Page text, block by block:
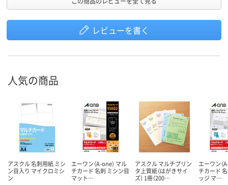
ドット、インクジェ
ー機、ドットプリン
タ、レーザープリン
ドット、インクジェ
ー機、ドットプリン
タ、レーザープリン
カラーグ
ベージュ系
アスクル
スコア
レビューを書く
人気の商品
アスクル 名刺用紙 ミシ
ン目入り マイクロミシ
ン
エーワン（A-one） マル
チカード 名刺 ミシン目
マット…
アスクル マルチプリン
タ上質紙（はがきサイ
ズ） 1冊（200…
エーワン（
チカード
ッジ マ…